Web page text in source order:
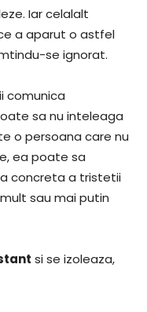
Iar celalalt
a aparut o astfel
se ignorat.
comunica
sa nu inteleaga
o persoana care nu
ea poate sa
concreta a tristetii
sau mai putin
si se izoleaza,